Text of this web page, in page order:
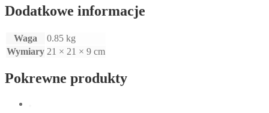
Dodatkowe informacje
Waga
0.85 kg
Wymiary 21 × 21 × 9 cm
Pokrewne produkty